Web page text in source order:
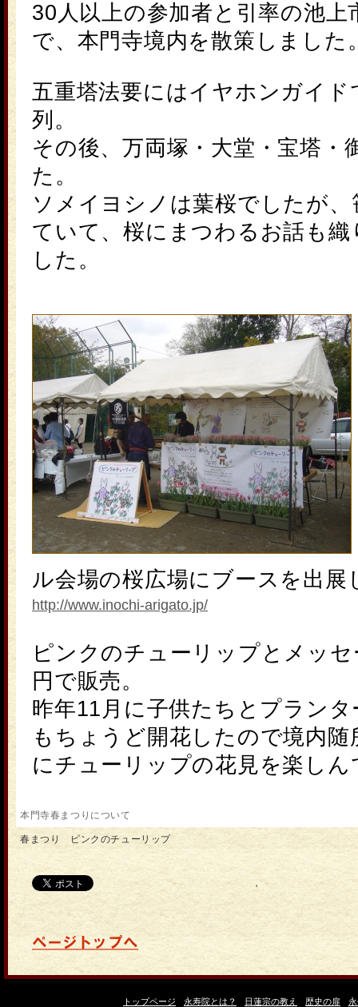
30人以上の参加者と引率の池上
で、本門寺境内を散策しました
五重塔法要にはイヤホンガイ
列。
その後、万両塚・大堂・宝塔・
た。
ソメイヨシノは葉桜でしたが
ていて、桜にまつわるお話も
した。
ル会場の桜広場にブースを出展
http://www.inochi-arigato.jp/
ピンクのチューリップとメッ
円で販売。
昨年11月に子供たちとプラン
もちょうど開花したので境内
にチューリップの花見を楽し
本門寺春まつりについて
春まつり ピンクのチューリップ
'
トップページ 永寿院とは？ 日蓮宗の教え 歴史の扉